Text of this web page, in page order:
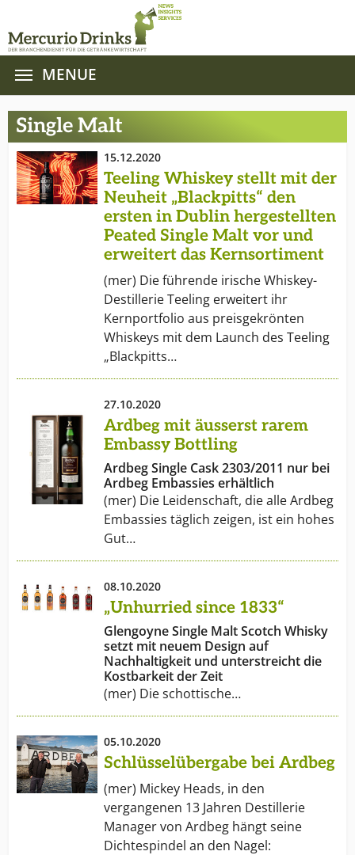
MENUE
Single Malt
15.12.2020
Teeling Whiskey stellt mit der
Neuheit „Blackpitts“ den
ersten in Dublin hergestellten
Peated Single Malt vor und
erweitert das Kernsortiment
(mer) Die führende irische Whiskey-
Destillerie Teeling erweitert ihr
Kernportfolio aus preisgekrönten
Whiskeys mit dem Launch des Teeling
„Blackpitts…
27.10.2020
Ardbeg mit äusserst rarem
Embassy Bottling
Ardbeg Single Cask 2303/2011 nur bei
Ardbeg Embassies erhältlich
(mer) Die Leidenschaft, die alle Ardbeg
Embassies täglich zeigen, ist ein hohes
Gut…
08.10.2020
„Unhurried since 1833“
Glengoyne Single Malt Scotch Whisky
setzt mit neuem Design auf
Nachhaltigkeit und unterstreicht die
Kostbarkeit der Zeit
(mer) Die schottische…
05.10.2020
Schlüsselübergabe bei Ardbeg
(mer) Mickey Heads, in den
vergangenen 13 Jahren Destillerie
Manager von Ardbeg hängt seine
Dichtespindel an den Nagel: